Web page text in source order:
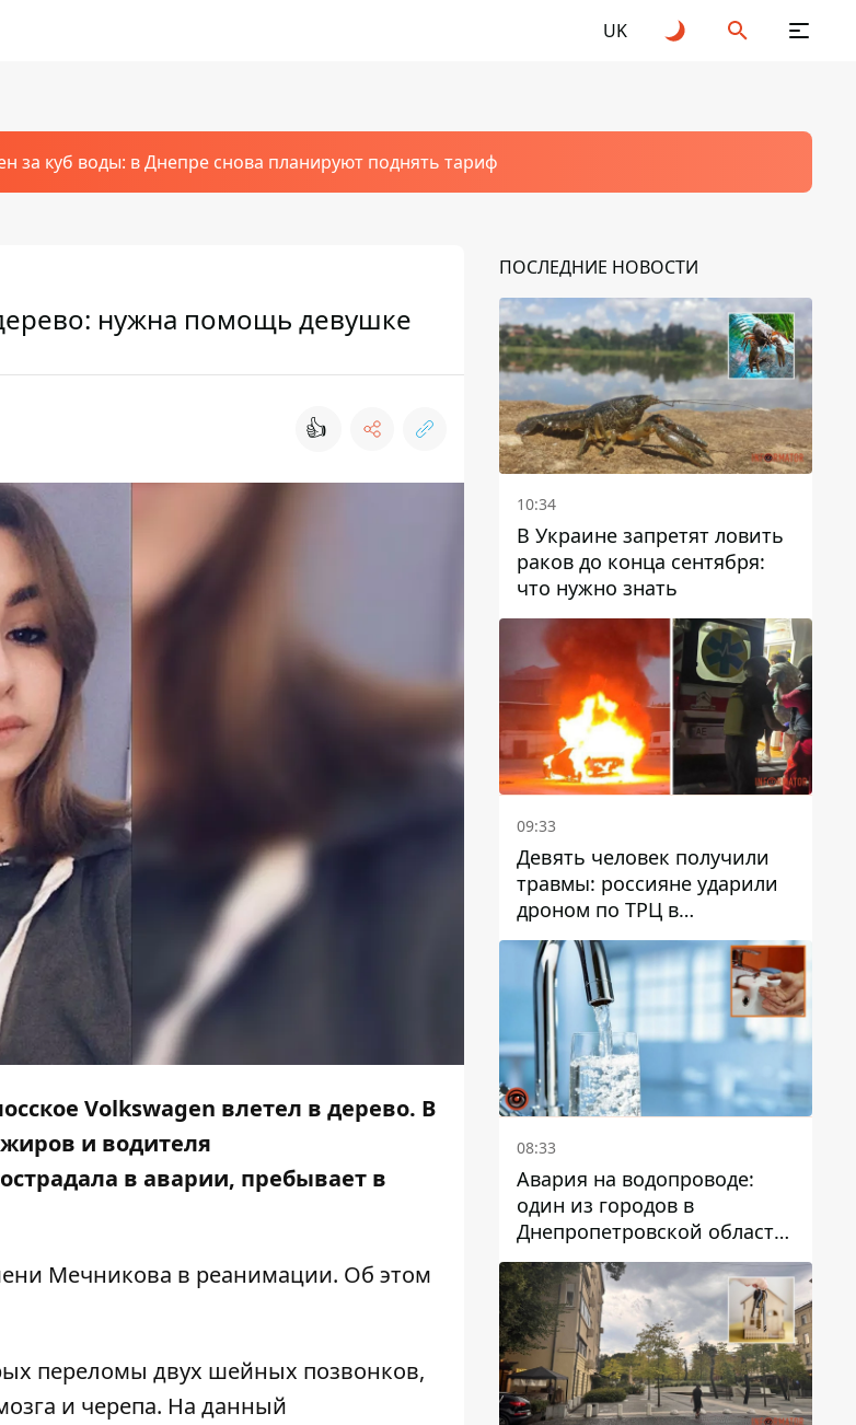
UK
за куб воды: в Днепре снова планируют поднять тариф
нужна помощь девушке
👍
Volkswagen влетел в дерево. В
и водителя
в аварии, пребывает в
Мечникова в реанимации. Об этом
переломы двух шейных позвонков,
и черепа. На данный
ПОСЛЕДНИЕ НОВОСТИ
10:34
В Украине запретят ловить
раков до конца сентября:
что нужно знать
09:33
Девять человек получили
травмы: россияне ударили
дроном по ТРЦ в
Павлограде, будет ли
работать заведение в
дальнейшем
08:33
Авария на водопроводе:
один из городов в
Днепропетровской области
остался без воды